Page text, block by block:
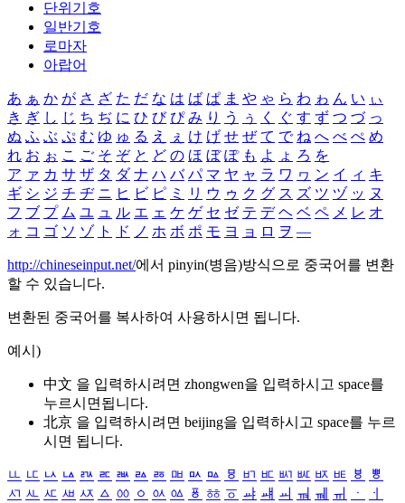
단위기호
일반기호
로마자
아랍어
あ ぁ か が さ ざ た だ な は ば ぱ ま や ゃ ら わ ゎ ん い ぃ
き ぎ し じ ち ぢ に ひ び ぴ み り う ぅ く ぐ す ず つ づ っ
ぬ ふ ぶ ぷ む ゆ ゅ る え ぇ け げ せ ぜ て で ね へ べ ぺ め
れ お ぉ こ ご そ ぞ と ど の ほ ぼ ぽ も よ ょ ろ を
ア ァ カ サ ザ タ ダ ナ ハ バ パ マ ヤ ャ ラ ワ ヮ ン イ ィ キ
ギ シ ジ チ ヂ ニ ヒ ビ ピ ミ リ ウ ゥ ク グ ス ズ ツ ヅ ッ ヌ
フ ブ プ ム ユ ュ ル エ ェ ケ ゲ セ ゼ テ デ ヘ ベ ペ メ レ オ
ォ コ ゴ ソ ゾ ト ド ノ ホ ボ ポ モ ヨ ョ ロ ヲ ―
http://chineseinput.net/에서 pinyin(병음)방식으로 중국어를 변환
할 수 있습니다.
변환된 중국어를 복사하여 사용하시면 됩니다.
예시)
中文 을 입력하시려면 zhongwen을 입력하시고 space를
누르시면됩니다.
北京 을 입력하시려면 beijing을 입력하시고 space를 누르
시면 됩니다.
ㅥ ㅦ ㅧ ㅨ ㅩ ㅪ ㅫ ㅬ ㅭ ㅮ ㅯ ㅰ ㅱ ㅲ ㅳ ㅴ ㅵ ㅶ ㅷ ㅸ
ㅹ
ㅺ ㅻ ㅼ ㅽ ㅾ ㅿ ㆀ ㆁ ㆂ ㆃ ㆄ ㆅ ㆆ ㆇ ㆈ ㆉ ㆊ ㆋ ㆌ ㆍ
ㆎ